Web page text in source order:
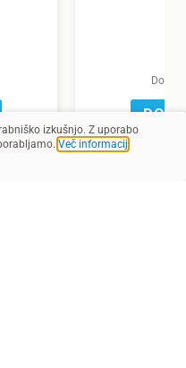
izkušnjo. Z uporabo
Več informacij